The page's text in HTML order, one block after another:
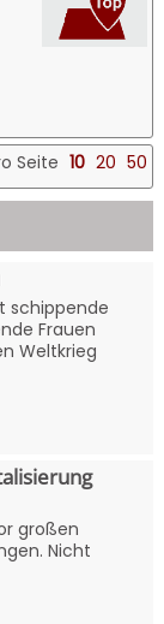
Seite 10 20 50
schippende
Frauen
Weltkrieg
großen
Nicht